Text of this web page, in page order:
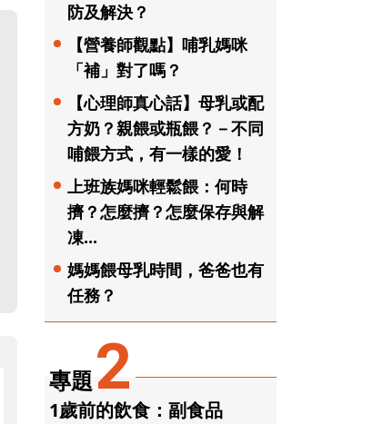
防及解決？
【營養師觀點】哺乳媽咪
「補」對了嗎？
【心理師真心話】母乳或配
方奶？親餵或瓶餵？－不同
哺餵方式，有一樣的愛！
上班族媽咪輕鬆餵：何時
擠？怎麼擠？怎麼保存與解
凍...
媽媽餵母乳時間，爸爸也有
任務？
專題2
1歲前的飲食：副食品